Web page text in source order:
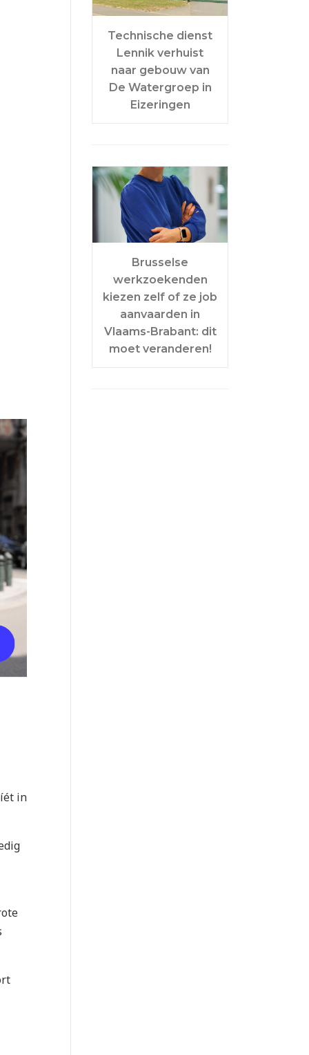
in
Technische dienst
Lennik verhuist
naar gebouw van
De Watergroep in
Eizeringen
Brusselse
werkzoekenden
kiezen zelf of ze job
aanvaarden in
Vlaams-Brabant: dit
moet veranderen!